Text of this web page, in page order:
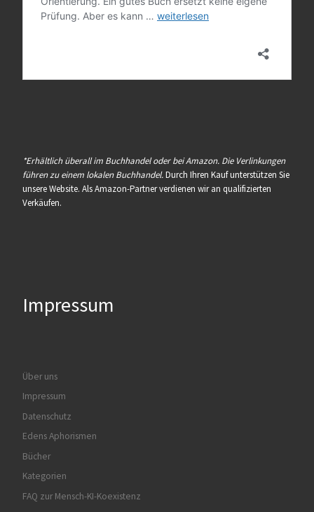
*Erhältlich überall im Buchhandel oder bei Amazon. Die Verlinkungen
führen zu einem lokalen Buchhandel.Durch Ihren Kauf unterstützen Sie
unsere Website. Als Amazon-Partner verdienen wir an qualifizierten
Verkäufen.
Impressum
Über uns
Impressum
Datenschutz
Edens Aphorismen
Bücher
Kategorien
FAQ zur Mensch-KI-Koexistenz